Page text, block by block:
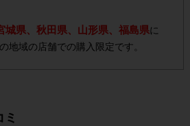
城県、秋田県、山形県、福島県に
地域の店舗での購入限定です。